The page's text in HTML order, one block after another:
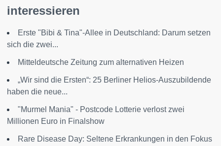
interessieren
Erste "Bibi & Tina"-Allee in Deutschland: Darum setzen
sich die zwei...
Mitteldeutsche Zeitung zum alternativen Heizen
„Wir sind die Ersten“: 25 Berliner Helios-Auszubildende
haben die neue...
"Murmel Mania" - Postcode Lotterie verlost zwei
Millionen Euro in Finalshow
Rare Disease Day: Seltene Erkrankungen in den Fokus